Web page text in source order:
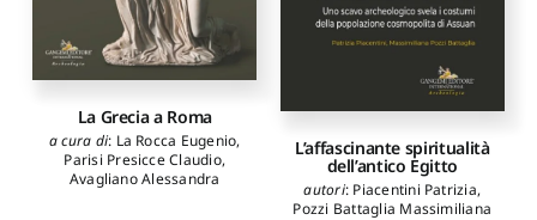
La Grecia a Roma
a cura di: La Rocca Eugenio,
Parisi Presicce Claudio,
Avagliano Alessandra
L’affascinante spiritualità
dell’antico Egitto
autori: Piacentini Patrizia,
Pozzi Battaglia Massimiliana